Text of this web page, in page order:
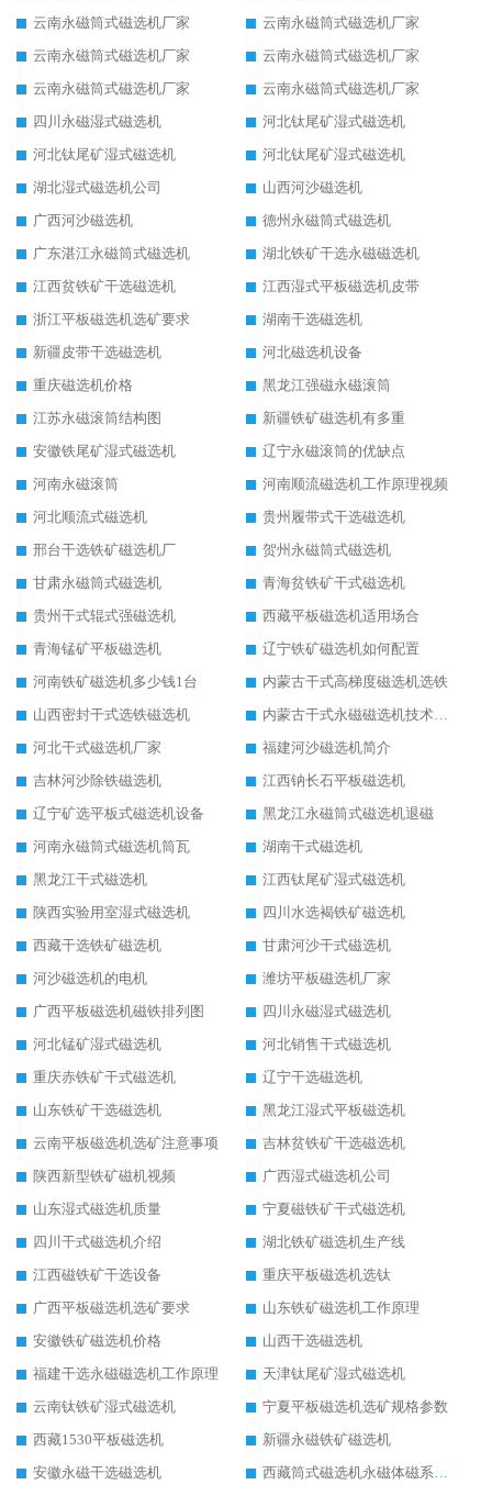
云南永磁筒式磁选机厂家
云南永磁筒式磁选机厂家
云南永磁筒式磁选机厂家
云南永磁筒式磁选机厂家
云南永磁筒式磁选机厂家
云南永磁筒式磁选机厂家
四川永磁湿式磁选机
河北钛尾矿湿式磁选机
河北钛尾矿湿式磁选机
河北钛尾矿湿式磁选机
湖北湿式磁选机公司
山西河沙磁选机
广西河沙磁选机
德州永磁筒式磁选机
广东湛江永磁筒式磁选机
湖北铁矿干选永磁磁选机
江西贫铁矿干选磁选机
江西湿式平板磁选机皮带
浙江平板磁选机选矿要求
湖南干选磁选机
新疆皮带干选磁选机
河北磁选机设备
重庆磁选机价格
黑龙江强磁永磁滚筒
江苏永磁滚筒结构图
新疆铁矿磁选机有多重
安徽铁尾矿湿式磁选机
辽宁永磁滚筒的优缺点
河南永磁滚筒
河南顺流磁选机工作原理视频
河北顺流式磁选机
贵州履带式干选磁选机
邢台干选铁矿磁选机厂
贺州永磁筒式磁选机
甘肃永磁筒式磁选机
青海贫铁矿干式磁选机
贵州干式辊式强磁选机
西藏平板磁选机适用场合
青海锰矿平板磁选机
辽宁铁矿磁选机如何配置
河南铁矿磁选机多少钱1台
内蒙古干式高梯度磁选机选铁
山西密封干式选铁磁选机
内蒙古干式永磁磁选机技术要求
河北干式磁选机厂家
福建河沙磁选机简介
吉林河沙除铁磁选机
江西钠长石平板磁选机
辽宁矿选平板式磁选机设备
黑龙江永磁筒式磁选机退磁
河南永磁筒式磁选机筒瓦
湖南干式磁选机
黑龙江干式磁选机
江西钛尾矿湿式磁选机
陕西实验用室湿式磁选机
四川水选褐铁矿磁选机
西藏干选铁矿磁选机
甘肃河沙干式磁选机
河沙磁选机的电机
潍坊平板磁选机厂家
广西平板磁选机磁铁排列图
四川永磁湿式磁选机
河北锰矿湿式磁选机
河北销售干式磁选机
重庆赤铁矿干式磁选机
辽宁干选磁选机
山东铁矿干选磁选机
黑龙江湿式平板磁选机
云南平板磁选机选矿注意事项
吉林贫铁矿干选磁选机
陕西新型铁矿磁机视频
广西湿式磁选机公司
山东湿式磁选机质量
宁夏磁铁矿干式磁选机
四川干式磁选机介绍
湖北铁矿磁选机生产线
江西磁铁矿干选设备
重庆平板磁选机选钛
广西平板磁选机选矿要求
山东铁矿磁选机工作原理
安徽铁矿磁选机价格
山西干选磁选机
福建干选永磁磁选机工作原理
天津钛尾矿湿式磁选机
云南钛铁矿湿式磁选机
宁夏平板磁选机选矿规格参数
西藏1530平板磁选机
新疆永磁铁矿磁选机
安徽永磁干选磁选机
西藏筒式磁选机永磁体磁系设计